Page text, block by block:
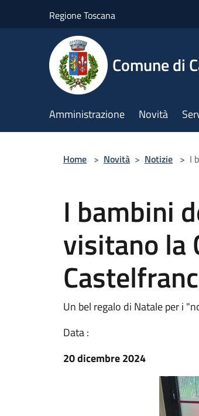
Regione Toscana
Comune di
Amministrazione Novità
Home > Novità > Notizie > I
I bambini
visitano la
Un bel regalo di Natale per i
Data :
20 dicembre 2024